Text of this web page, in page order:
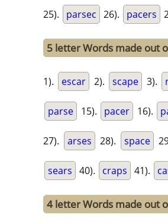
25). parsec 26). pacers
5 letter Words made out
1). escar 2). scape 3).
parse 15). pacer 16).
27). arses 28). space
sears 40). craps 41).
4 letter Words made out